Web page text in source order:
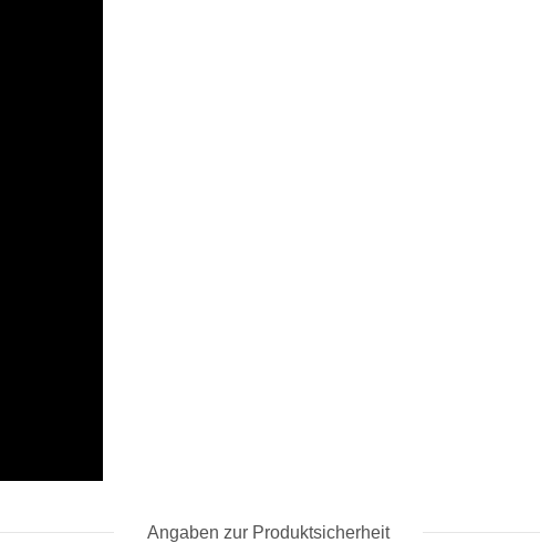
Angaben zur Produktsicherheit